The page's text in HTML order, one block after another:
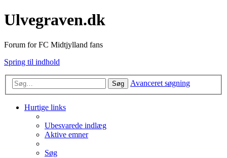
Ulvegraven.dk
Forum for FC Midtjylland fans
Spring til indhold
Søg Avanceret søgning
Hurtige links
Ubesvarede indlæg
Aktive emner
Søg